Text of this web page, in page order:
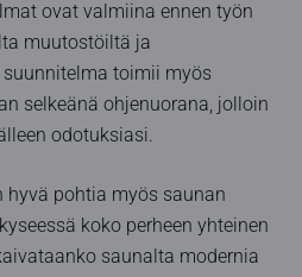
ovat valmiina ennen työn
muutostöiltä ja
toimii myös
selkeänä ohjenuorana, jolloin
odotuksiasi.
hyvä pohtia myös saunan
koko perheen yhteinen
saunalta modernia